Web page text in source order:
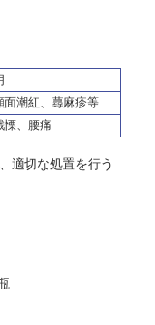
面潮紅、蕁麻疹等
慄、腰痛
適切な処置を行う